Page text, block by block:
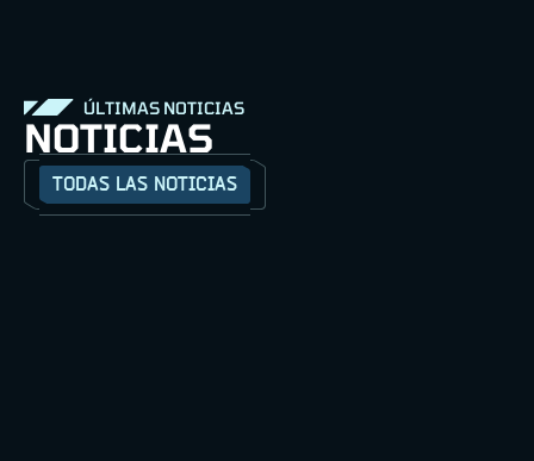
ÚLTIMAS NOTICIAS
NOTICIAS
TODAS LAS NOTICIAS